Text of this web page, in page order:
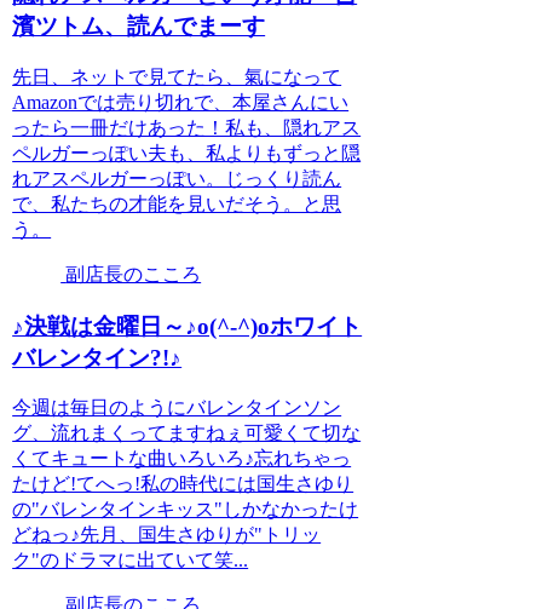
濱ツトム、読んでまーす
先日、ネットで見てたら、氣になって
Amazonでは売り切れで、本屋さんにい
ったら一冊だけあった！私も、隠れアス
ペルガーっぽい夫も、私よりもずっと隠
れアスペルガーっぽい。じっくり読ん
で、私たちの才能を見いだそう。と思
う。
副店長のこころ
♪決戦は金曜日～♪o(^-^)oホワイト
バレンタイン?!♪
今週は毎日のようにバレンタインソン
グ、流れまくってますねぇ可愛くて切な
くてキュートな曲いろいろ♪忘れちゃっ
たけど!てへっ!私の時代には国生さゆり
の"バレンタインキッス"しかなかったけ
どねっ♪先月、国生さゆりが"トリッ
ク"のドラマに出ていて笑...